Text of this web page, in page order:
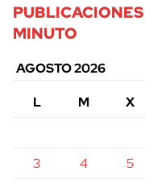
MINUTO
AGOSTO 2026
L
M X
3
4 5